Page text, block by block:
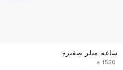
ساعة ميلر صغيرة
‎ ⃁ ⁦1550⁩ ‎